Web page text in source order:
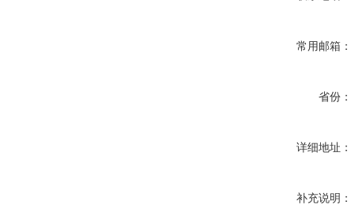
常用邮箱：
省份：
详细地址：
补充说明：